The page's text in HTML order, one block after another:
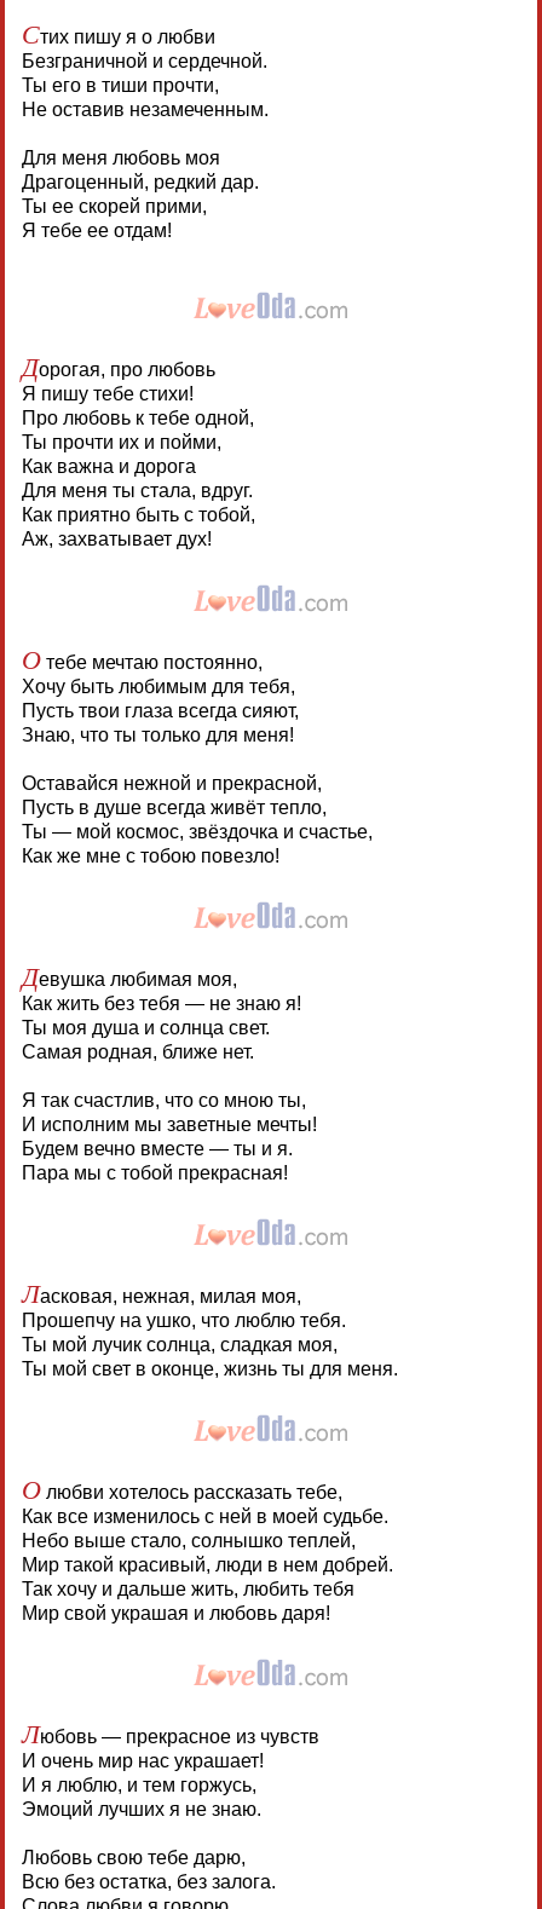
Стих пишу я о любви
Безграничной и сердечной.
Ты его в тиши прочти,
Не оставив незамеченным.
Для меня любовь моя
Драгоценный, редкий дар.
Ты ее скорей прими,
Я тебе ее отдам!
Дорогая, про любовь
Я пишу тебе стихи!
Про любовь к тебе одной,
Ты прочти их и пойми,
Как важна и дорога
Для меня ты стала, вдруг.
Как приятно быть с тобой,
Аж, захватывает дух!
Отебе мечтаю постоянно,
Хочу быть любимым для тебя,
Пусть твои глаза всегда сияют,
Знаю, что ты только для меня!
Оставайся нежной и прекрасной,
Пусть в душе всегда живёт тепло,
Ты — мой космос, звёздочка и счастье,
Как же мне с тобою повезло!
Девушка любимая моя,
Как жить без тебя — не знаю я!
Ты моя душа и солнца свет.
Самая родная, ближе нет.
Я так счастлив, что со мною ты,
И исполним мы заветные мечты!
Будем вечно вместе — ты и я.
Пара мы с тобой прекрасная!
Ласковая, нежная, милая моя,
Прошепчу на ушко, что люблю тебя.
Ты мой лучик солнца, сладкая моя,
Ты мой свет в оконце, жизнь ты для меня.
Олюбви хотелось рассказать тебе,
Как все изменилось с ней в моей судьбе.
Небо выше стало, солнышко теплей,
Мир такой красивый, люди в нем добрей.
Так хочу и дальше жить, любить тебя
Мир свой украшая и любовь даря!
Любовь — прекрасное из чувств
И очень мир нас украшает!
И я люблю, и тем горжусь,
Эмоций лучших я не знаю.
Любовь свою тебе дарю,
Всю без остатка, без залога.